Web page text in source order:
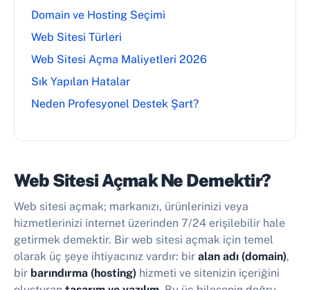
Domain ve Hosting Seçimi
Web Sitesi Türleri
Web Sitesi Açma Maliyetleri 2026
Sık Yapılan Hatalar
Neden Profesyonel Destek Şart?
Web Sitesi Açmak Ne Demektir?
Web sitesi açmak; markanızı, ürünlerinizi veya
hizmetlerinizi internet üzerinden 7/24 erişilebilir hale
getirmek demektir. Bir web sitesi açmak için temel
olarak üç şeye ihtiyacınız vardır: bir alan adı (domain),
bir barındırma (hosting) hizmeti ve sitenizin içeriğini